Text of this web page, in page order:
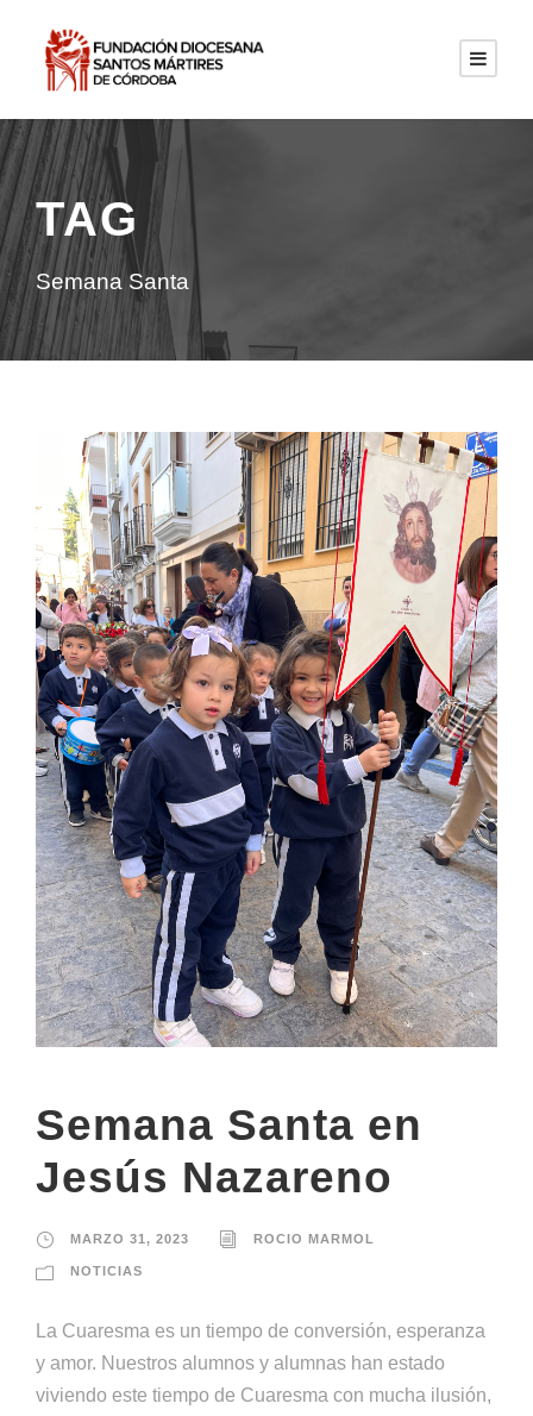
TAG
Semana Santa
Semana Santa en
Jesús Nazareno
MARZO 31, 2023 ROCIO MARMOL
NOTICIAS
La Cuaresma es un tiempo de conversión, esperanza
y amor. Nuestros alumnos y alumnas han estado
viviendo este tiempo de Cuaresma con mucha ilusión,